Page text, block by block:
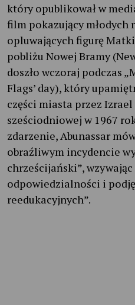
który opublikował w
film pokazujący młodych
opluwających figurę
pobliżu Nowej Bramy
doszło wczoraj podczas
Flags’ day), który
części miasta przez
sześciodniowej w 1967
zdarzenie, Abunassar
obraźliwym incydencie
chrześcijański”,
odpowiedzialności i
reedukacyjnych”.